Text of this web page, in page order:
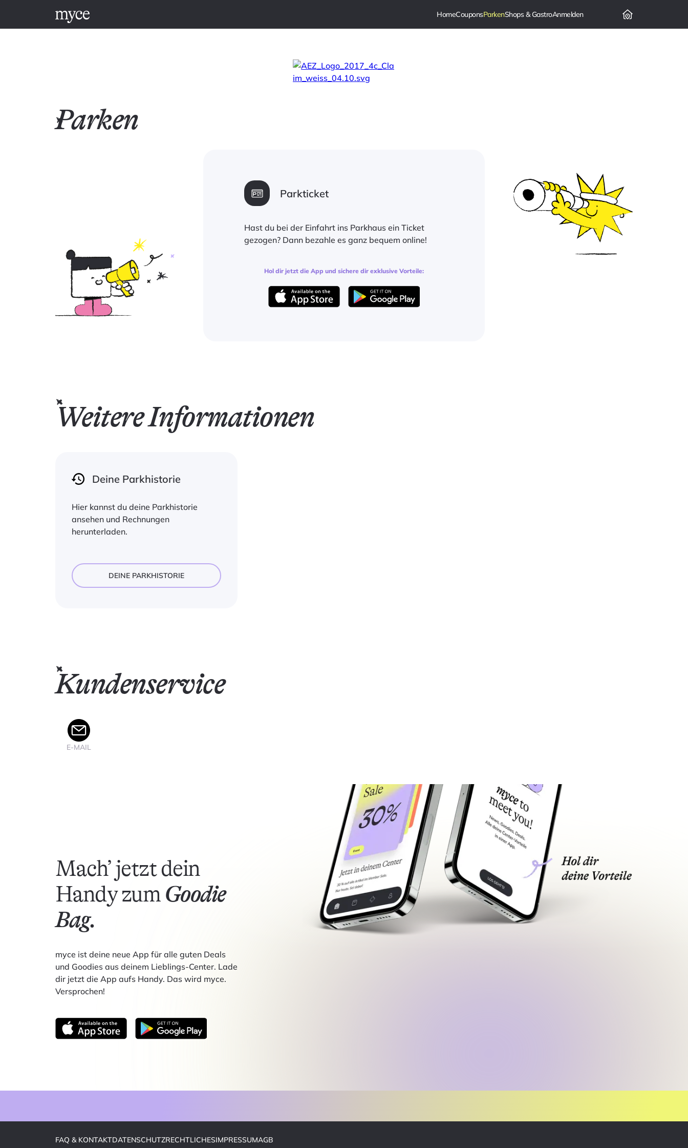
Parken
Parkticket
Hast du bei der Einfahrt ins Parkhaus ein Ticket
gezogen? Dann bezahle es ganz bequem online!
Hol dir jetzt die App und sichere dir exklusive Vorteile:
Weitere Informationen
Deine Parkhistorie
Hier kannst du deine Parkhistorie
ansehen und Rechnungen
herunterladen.
DEINE PARKHISTORIE
Kundenservice
E-MAIL
Mach’ jetzt dein
Handy zum Goodie
Bag.
myce ist deine neue App für alle guten Deals
und Goodies aus deinem Lieblings-Center. Lade
dir jetzt die App aufs Handy. Das wird myce.
Versprochen!
FAQ & KONTAKTDATENSCHUTZRECHTLICHESIMPRESSUMAGB